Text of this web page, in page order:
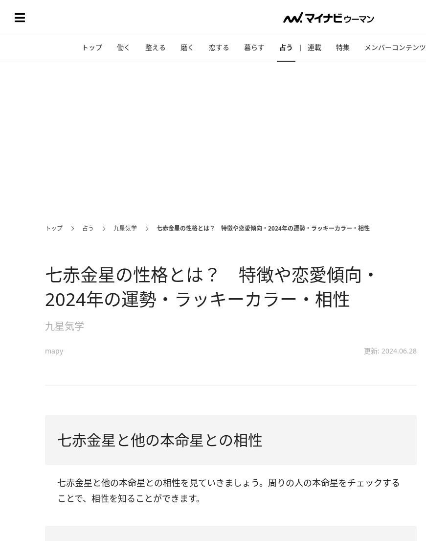
トップ 働く 整える 磨く 恋する 暮らす 占う 連載 特集 メンバーコンテンツ
トップ 占う 九星気学 七赤金星の性格とは？ 特徴や恋愛傾向・2024年の運勢・ラッキーカラー・相性
七赤金星の性格とは？ 特徴や恋愛傾向・
2024年の運勢・ラッキーカラー・相性
九星気学
mapy 更新: 2024.06.28
七赤金星と他の本命星との相性
七赤金星と他の本命星との相性を見ていきましょう。周りの人の本命星をチェックする
ことで、相性を知ることができます。